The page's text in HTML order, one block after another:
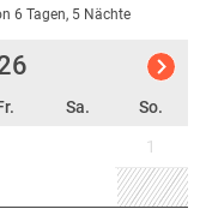
6 Tagen, 5 Nächte
Sa. So.
1